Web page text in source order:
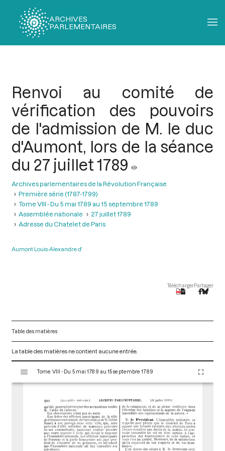
ARCHIVES
PARLEMENTAIRES
Renvoi au comité de
vérification des pouvoirs
de l'admission de M. le duc
d'Aumont, lors de la séance
du 27 juillet 1789
Archives parlementaires de la Révolution Française
Première série (1787-1799)
Tome VIII - Du 5 mai 1789 au 15 septembre 1789
Assemblée nationale
27 juillet 1789
Adresse du Chatelet de Paris
Aumont Louis-Alexandre d'
TéléchargerPartager
Table des matières
La table des matières ne contient aucune entrée.
s
Tome VIII - Du 5 mai 1789 au 15 septembre 1789